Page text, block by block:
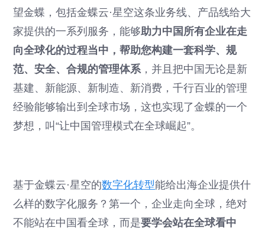
望金蝶，包括金蝶云·星空这条业务线、产品线给大
家提供的一系列服务，能够助力中国所有企业在走
向全球化的过程当中，帮助您构建一套科学、规
范、安全、合规的管理体系 ，并且把中国无论是新
基建、新能源、新制造、新消费，千行百业的管理
经验能够输出到全球市场，这也实现了金蝶的一个
梦想，叫“让中国管理模式在全球崛起”。
基于金蝶云·星空的数字化转型能给出海企业提供什
么样的数字化服务？第一个，企业走向全球，绝对
不能站在中国看全球，而是要学会站在全球看中